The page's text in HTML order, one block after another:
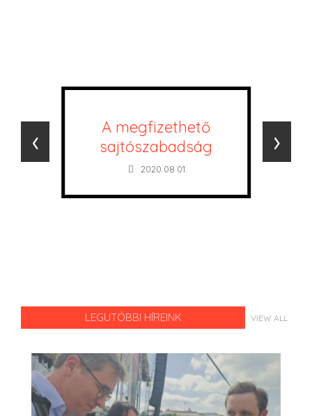
A megfizethető
sajtószabadság
2020.08.01.
‹ ›
LEGUTÓBBI HÍREINK VIEW ALL